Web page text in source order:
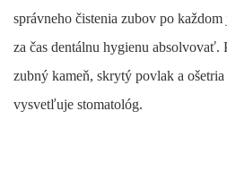
správneho čistenia zubov po
za čas dentálnu hygienu absolvovať.
zubný kameň, skrytý povlak a
vysvetľuje stomatológ.